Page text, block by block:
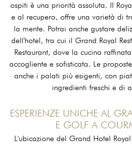
ospiti è una priorità assoluta. Il
e al recupero, offre una varietà di
la mente. Potrai anche gustare
dell'hotel, tra cui il Grand Royal
Restaurant, dove la cucina
accogliente e sofisticata. Le
anche i palati più esigenti, con
ingredienti freschi e di
ESPERIENZE UNICHE AL
E GOLF A
L'ubicazione del Grand Hotel